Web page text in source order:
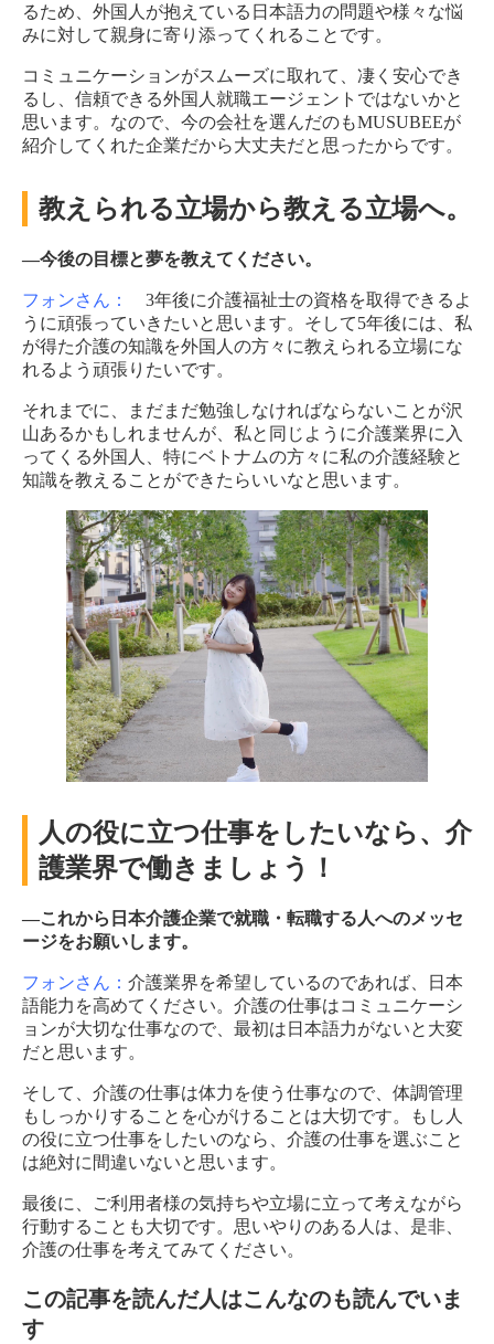
るため、外国人が抱えている日本語力の問題や様々な悩
みに対して親身に寄り添ってくれることです。
コミュニケーションがスムーズに取れて、凄く安心でき
るし、信頼できる外国人就職エージェントではないかと
思います。なので、今の会社を選んだのもMUSUBEEが
紹介してくれた企業だから大丈夫だと思ったからです。
教えられる立場から教える立場へ。
―今後の目標と夢を教えてください。
フォンさん：
3年後に介護福祉士の資格を取得できるよ
うに頑張っていきたいと思います。そして5年後には、私
が得た介護の知識を外国人の方々に教えられる立場にな
れるよう頑張りたいです。
それまでに、まだまだ勉強しなければならないことが沢
山あるかもしれませんが、私と同じように介護業界に入
ってくる外国人、特にベトナムの方々に私の介護経験と
知識を教えることができたらいいなと思います。
人の役に立つ仕事をしたいなら、介
護業界で働きましょう！
―これから日本介護企業で就職・転職する人へのメッセ
ージをお願いします。
フォンさん： 介護業界を希望しているのであれば、日本
語能力を高めてください。介護の仕事はコミュニケーシ
ョンが大切な仕事なので、最初は日本語力がないと大変
だと思います。
そして、介護の仕事は体力を使う仕事なので、体調管理
もしっかりすることを心がけることは大切です。もし人
の役に立つ仕事をしたいのなら、介護の仕事を選ぶこと
は絶対に間違いないと思います。
最後に、ご利用者様の気持ちや立場に立って考えながら
行動することも大切です。思いやりのある人は、是非、
介護の仕事を考えてみてください。
この記事を読んだ人はこんなのも読んでいま
す